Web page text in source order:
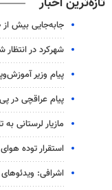
جابه‌جایی بیش از ۳۰۰ هزار زائر توسط راه‌آهن جنوب
شهرکرد در
پیام وزیر
پیام عراقچی در
مازیار لرستانی
استقرار توده
اشرافی: ویدئوهای